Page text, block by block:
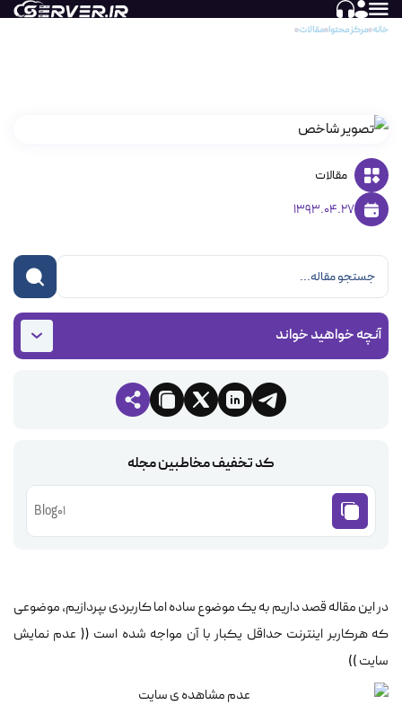
خانه مرکز محتوا مقالات
مقالات
1393.04.27
آنچه خواهید خواند
کد تخفیف مخاطبین مجله
Blog01
در این مقاله قصد داریم به یک موضوع ساده اما کاربردی بپردازیم، موضوعی
که هرکاربر اینترنت حداقل یکبار با آن مواجه شده است (( عدم نمایش
سایت ))